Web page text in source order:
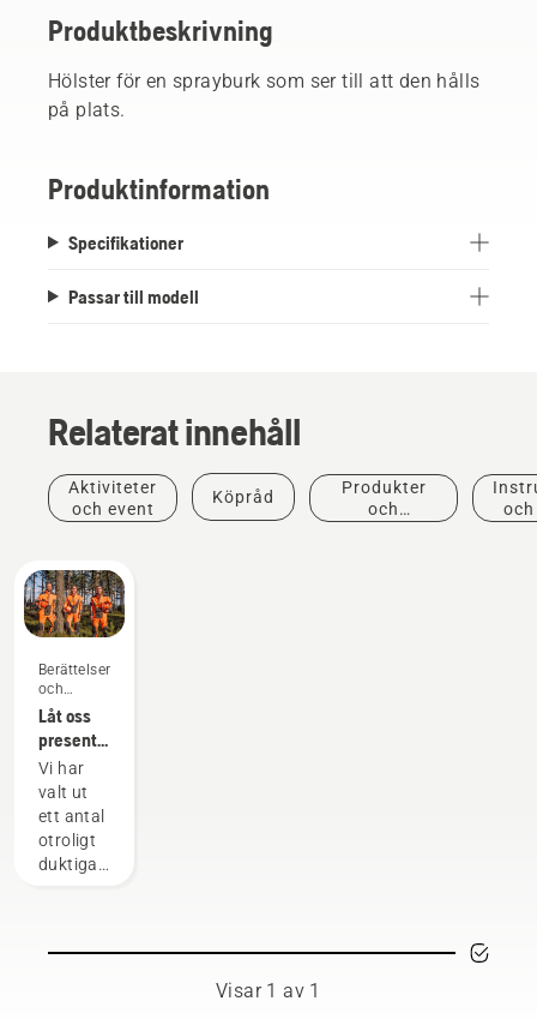
Produktbeskrivning
Hölster för en sprayburk som ser till att den hålls
på plats.
Produktinformation
Specifikationer
Passar till modell
Relaterat innehåll
Aktiviteter
och event
Köpråd
Produkter
och
Berättelser
och
inspiration
Låt oss
presentera
Husqvarnas
H-Team
– våra
mest
krävande
Vi har
valt ut
ett antal
otroligt
duktiga
bland
Visar 1 av 1